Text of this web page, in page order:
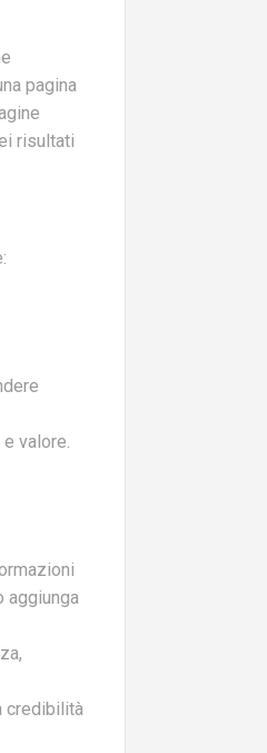
pagina
risultati
valore.
aggiunga
credibilità